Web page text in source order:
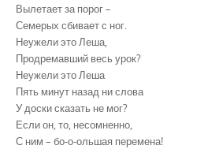
Вылетает за порог –
Семерых сбивает с ног.
Неужели это Леша,
Продремавший весь урок?
Неужели это Леша
Пять минут назад ни слова
У доски сказать не мог?
Если он, то, несомненно,
С ним – бо-о-ольшая перемена!